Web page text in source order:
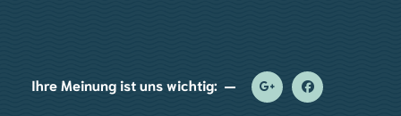
Ihre Meinung ist uns wichtig: